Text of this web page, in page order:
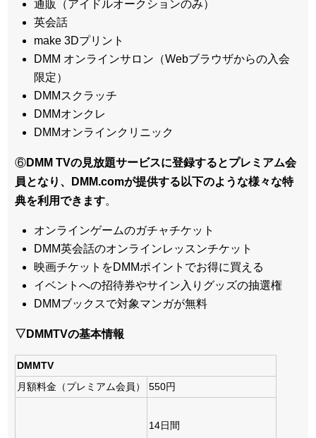
通販（アイドルオークションのみ）
英会話
make 3Dプリント
DMM オンラインサロン（Webブラウザからの入会
限定）
DMMスクラッチ
DMMオンクレ
DMMオンラインクリニック
⑥DMM TVの見放題サービスに登録するとプレミアム会
員となり、DMM.comが提供する以下のような様々な特
典を利用できます。
オンラインゲームのガチャチケット
DMM英会話のオンラインレッスンチケット
映画チケットをDMMポイントでお得に買える
イベントへの招待券やサイン入りグッズの抽選権
DMMブックスで対象マンガが無料
▽DMMTVの基本情報
DMMTV
月額料金（プレミアム会員）
550円
14日間